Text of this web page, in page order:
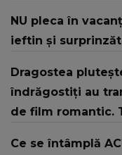
NU pleca în
ieftin și
Dragostea
îndrăgostiți au
de film romantic.
Ce se întâmplă